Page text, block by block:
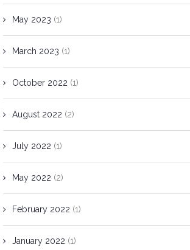
May 2023 (1)
March 2023 (1)
October 2022 (1)
August 2022 (2)
July 2022 (1)
May 2022 (2)
February 2022 (1)
January 2022 (1)